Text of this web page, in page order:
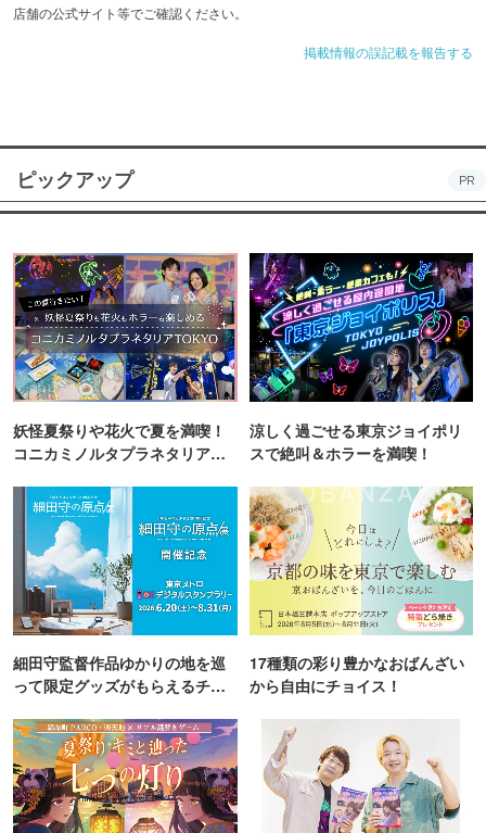
店舗の公式サイト等でご確認ください。
掲載情報の誤記載を報告する
ピックアップ PR
妖怪夏祭りや花火で夏を満喫！
コニカミノルタプラネタリア
涼しく過ごせる東京ジョイポリ
スで絶叫＆ホラーを満喫！
細田守監督作品ゆかりの地を巡
って限定グッズがもらえるチャ
17種類の彩り豊かなおばんざい
から自由にチョイス！